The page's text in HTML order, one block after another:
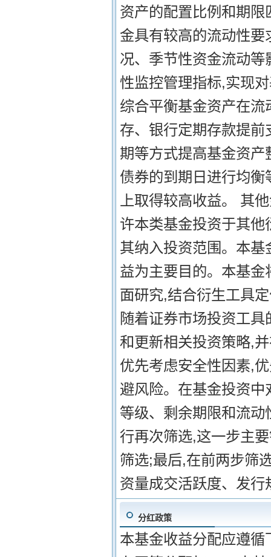
资产的配置比例和期
金具有较高的流动性
况、季节性资金流动
性监控管理指标,实现
综合平衡基金资产在
存、银行定期存款提
期等方式提高基金资
债券的到期日进行均
上取得较高收益。 其
许本类基金投资于其
其纳入投资范围。本
益为主要目的。本基
面研究,结合衍生工具
随着证券市场投资工
和更新相关投资策略,
优先考虑安全性因素,
避风险。在基金投资
等级、剩余期限和流
行再次筛选,这一步主
筛选;最后,在前两步筛
资量成交活跃度、发
分红政策
本基金收益分配应遵